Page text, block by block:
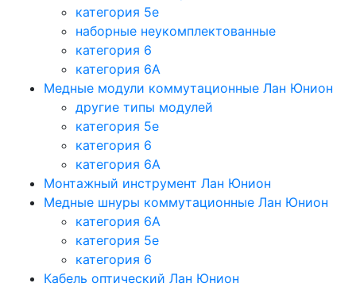
категория 5e
наборные неукомплектованные
категория 6
категория 6A
Медные модули коммутационные Лан Юнион
другие типы модулей
категория 5е
категория 6
категория 6A
Монтажный инструмент Лан Юнион
Медные шнуры коммутационные Лан Юнион
категория 6A
категория 5e
категория 6
Кабель оптический Лан Юнион